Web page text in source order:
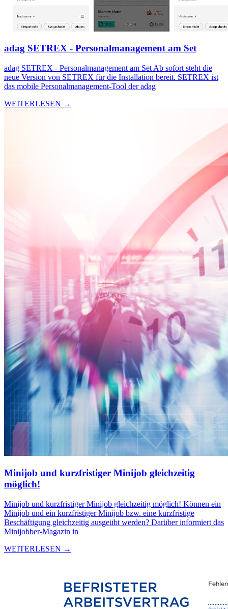
adag SETREX - Personalmanagement am Set
adag SETREX - Personalmanagement am Set Ab sofort steht die
neue Version von SETREX für die Installation bereit. SETREX ist
das mobile Personalmanagement-Tool der adag
WEITERLESEN →
Minijob und kurzfristiger Minijob gleichzeitig
möglich!
Minijob und kurzfristiger Minijob gleichzeitig möglich! Können ein
Minijob und ein kurzfristiger Minijob bzw. eine kurzfristige
Beschäftigung gleichzeitig ausgeübt werden? Darüber informiert das
Minijobber-Magazin in
WEITERLESEN →